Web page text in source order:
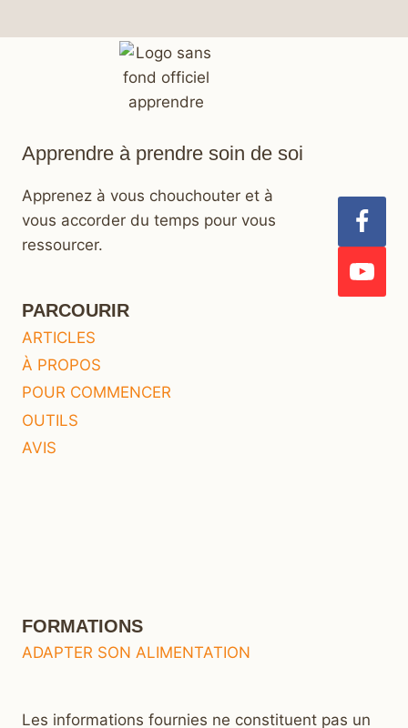
Apprendre à prendre soin de soi
Apprenez à vous chouchouter et à
vous accorder du temps pour vous
ressourcer.
PARCOURIR
ARTICLES
À PROPOS
POUR COMMENCER
OUTILS
AVIS
FORMATIONS
ADAPTER SON ALIMENTATION
Les informations fournies ne constituent pas un